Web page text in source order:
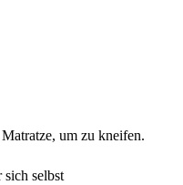
um zu kneifen.
sich selbst